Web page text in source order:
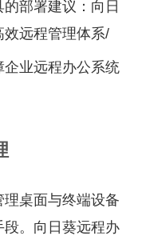
部署建议： 向日
远程管理体系/
业远程办公系统
桌面与终端设备
。向日葵远程办